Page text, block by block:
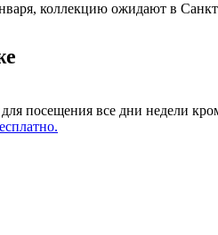
коллекцию ожидают в
посещения все дни недели